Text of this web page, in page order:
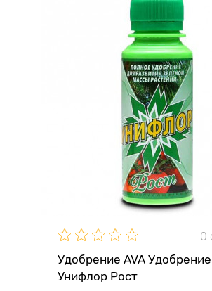
0
Удобрение AVA Удобрение
Унифлор Рост